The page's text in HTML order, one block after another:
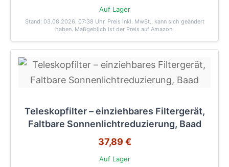
Auf Lager
Stand: 03.08.2026, 07:38 Uhr. Preis inkl. MwSt., kann sich geändert
haben. Maßgeblich ist der Preis auf Amazon.
Teleskopfilter – einziehbares Filtergerät,
Faltbare Sonnenlichtreduzierung, Baad
37,89 €
Auf Lager